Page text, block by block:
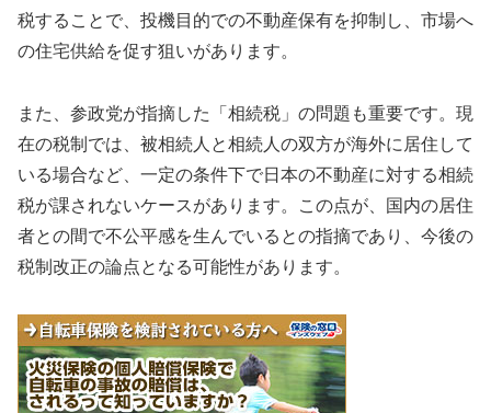
税することで、投機目的での不動産保有を抑制し、市場へ
の住宅供給を促す狙いがあります。
また、参政党が指摘した「相続税」の問題も重要です。現
在の税制では、被相続人と相続人の双方が海外に居住して
いる場合など、一定の条件下で日本の不動産に対する相続
税が課されないケースがあります。この点が、国内の居住
者との間で不公平感を生んでいるとの指摘であり、今後の
税制改正の論点となる可能性があります。